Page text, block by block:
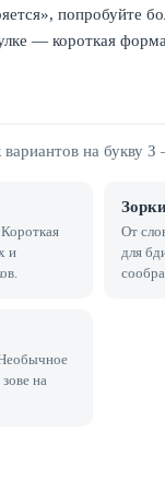
попробуйте
— короткая
на букву
и
От
для
на